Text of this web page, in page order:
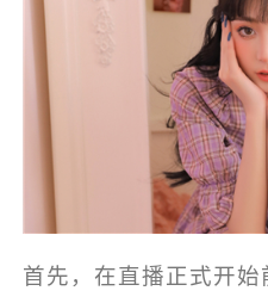
首先，在直播正式开